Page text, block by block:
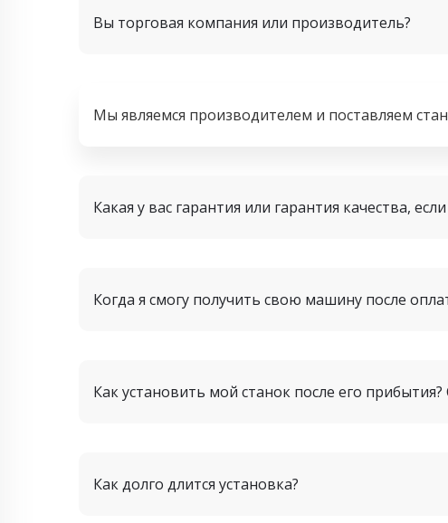
Вы торговая компания или производитель?
Мы являемся производителем и поставляем
Какая у вас гарантия или гарантия качества,
Когда я смогу получить свою машину после
Как установить мой станок после его прибытия?
Как долго длится установка?